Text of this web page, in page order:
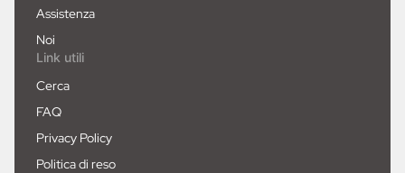
Assistenza
Noi
Link utili
Cerca
FAQ
Privacy Policy
Politica di reso